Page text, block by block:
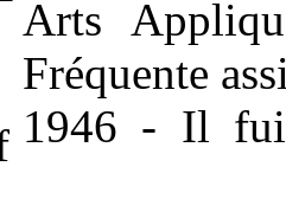
Arts
Fréquente
1946 - Il